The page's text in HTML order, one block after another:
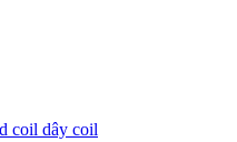
coil dây coil